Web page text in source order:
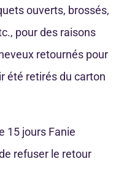
ouverts, brossés,
pour des raisons
retournés pour
été retirés du carton
15 jours Fanie
refuser le retour